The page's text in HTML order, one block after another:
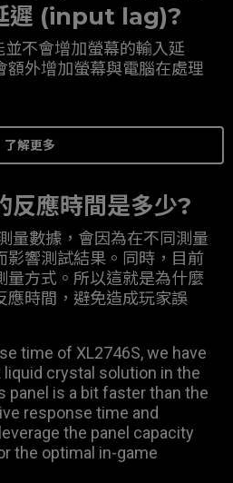
遲 (input lag)?
並不會增加螢幕的輸入延
額外增加螢幕與電腦在處理
了解更多
應時間是多少?
量數據，會因為在不同測量
影響測試結果。同時，目前
量方式。所以這就是為什麼
應時間，避免造成玩家誤
time of XL2746S, we have
crystal solution in the
panel is a bit faster than the
response time and
the panel capacity
the optimal in-game